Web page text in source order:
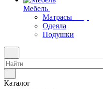
Мебель
Матрасы
Одеяла
Подушки
Каталог